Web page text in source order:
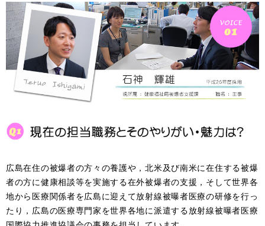
広島在住の被爆者の方々の養護や，北米及び南米に在住する被爆
者の方に健康相談等を実施する在外被爆者の支援，そして世界各
地から医療関係者を広島に迎えて放射線被曝者医療の研修を行っ
たり，広島の医療専門家を世界各地に派遣する放射線被曝者医療